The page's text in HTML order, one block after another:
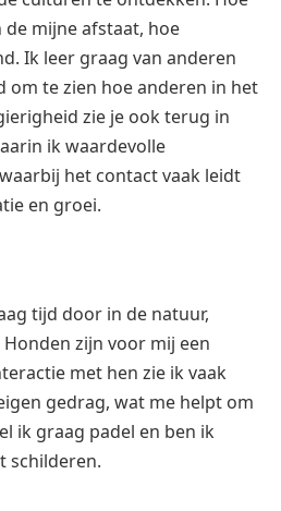
mijne afstaat, hoe
Ik leer graag van anderen
om te zien hoe anderen in het
zie je ook terug in
ik waardevolle
het contact vaak leidt
en groei.
tijd door in de natuur,
zijn voor mij een
met hen zie ik vaak
gedrag, wat me helpt om
ik graag padel en ben ik
schilderen.